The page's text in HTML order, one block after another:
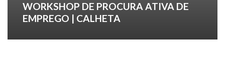
WORKSHOP DE PROCURA ATIVA DE
EMPREGO | CALHETA